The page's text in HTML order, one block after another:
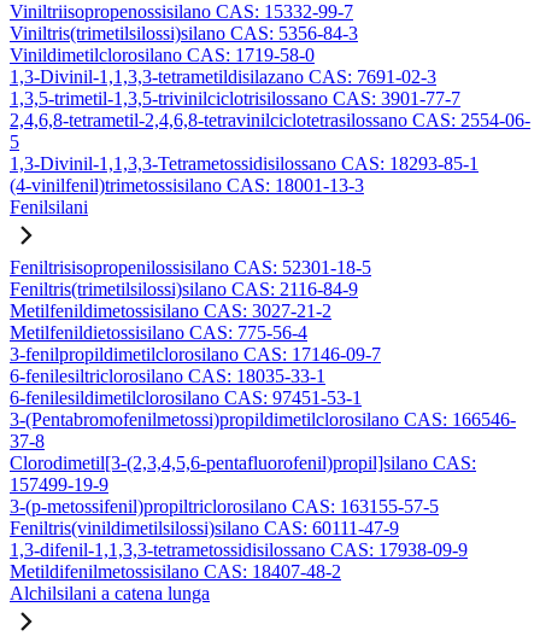
Viniltriisopropenossisilano CAS: 15332-99-7
Viniltris(trimetilsilossi)silano CAS: 5356-84-3
Vinildimetilclorosilano CAS: 1719-58-0
1,3-Divinil-1,1,3,3-tetrametildisilazano CAS: 7691-02-3
1,3,5-trimetil-1,3,5-trivinilciclotrisilossano CAS: 3901-77-7
2,4,6,8-tetrametil-2,4,6,8-tetravinilciclotetrasilossano CAS: 2554-06-
5
1,3-Divinil-1,1,3,3-Tetrametossidisilossano CAS: 18293-85-1
(4-vinilfenil)trimetossisilano CAS: 18001-13-3
Fenilsilani
Feniltrisisopropenilossisilano CAS: 52301-18-5
Feniltris(trimetilsilossi)silano CAS: 2116-84-9
Metilfenildimetossisilano CAS: 3027-21-2
Metilfenildietossisilano CAS: 775-56-4
3-fenilpropildimetilclorosilano CAS: 17146-09-7
6-fenilesiltriclorosilano CAS: 18035-33-1
6-fenilesildimetilclorosilano CAS: 97451-53-1
3-(Pentabromofenilmetossi)propildimetilclorosilano CAS: 166546-
37-8
Clorodimetil[3-(2,3,4,5,6-pentafluorofenil)propil]silano CAS:
157499-19-9
3-(p-metossifenil)propiltriclorosilano CAS: 163155-57-5
Feniltris(vinildimetilsilossi)silano CAS: 60111-47-9
1,3-difenil-1,1,3,3-tetrametossidisilossano CAS: 17938-09-9
Metildifenilmetossisilano CAS: 18407-48-2
Alchilsilani a catena lunga